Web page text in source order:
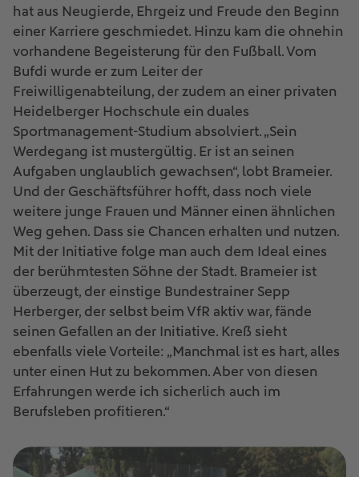
hat aus Neugierde, Ehrgeiz und Freude den Beginn
einer Karriere geschmiedet. Hinzu kam die ohnehin
vorhandene Begeisterung für den Fußball. Vom
Bufdi wurde er zum Leiter der
Freiwilligenabteilung, der zudem an einer privaten
Heidelberger Hochschule ein duales
Sportmanagement-Studium absolviert. „Sein
Werdegang ist mustergültig. Er ist an seinen
Aufgaben unglaublich gewachsen“, lobt Brameier.
Und der Geschäftsführer hofft, dass noch viele
weitere junge Frauen und Männer einen ähnlichen
Weg gehen. Dass sie Chancen erhalten und nutzen.
Mit der Initiative folge man auch dem Ideal eines
der berühmtesten Söhne der Stadt. Brameier ist
überzeugt, der einstige Bundestrainer Sepp
Herberger, der selbst beim VfR aktiv war, fände
seinen Gefallen an der Initiative. Kreß sieht
ebenfalls viele Vorteile: „Manchmal ist es hart, alles
unter einen Hut zu bekommen. Aber von diesen
Erfahrungen werde ich sicherlich auch im
Berufsleben profitieren.“